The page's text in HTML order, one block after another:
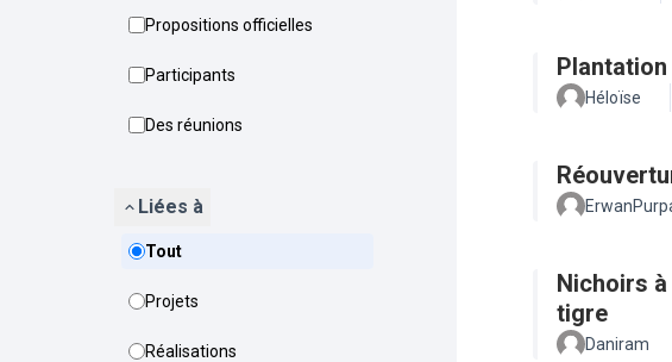
Propositions officielles
Participants
Des réunions
Liées à
Tout
Projets
Réalisations
Héloïse
Nichoirs
tigre
Daniram